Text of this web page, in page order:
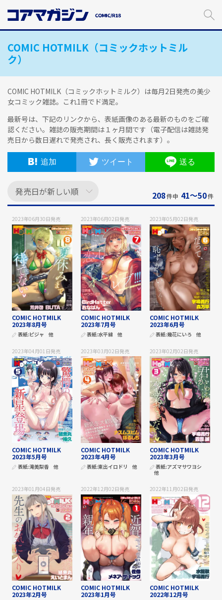
ツ
COMIC HOTMILK（コミックホットミル
ク）
COMIC HOTMILK（コミックホットミルク）は毎月2日発売の美少
女コミック雑誌。これ1冊でド満足。
最新号は、下記のリンクから、表紙画像のある最新のものをご確
認ください。雑誌の販売期間は１ヶ月間です（電子配信は雑誌発
売日から数日遅れで発売され、長く販売されます）。
追加 ツイート 送る
208件中 41〜50件
2023年06月30日発売
COMIC HOTMILK
2023年8月号
表紙:ピジャ 他
2023年06月02日発売
COMIC HOTMILK
2023年7月号
表紙:水平線 他
2023年05月02日発売
COMIC HOTMILK
2023年6月号
表紙:幾花にいろ 他
2023年04月01日発売
COMIC HOTMILK
2023年5月号
表紙:滝美梨香 他
2023年03月02日発売
COMIC HOTMILK
2023年4月号
表紙:東出イロドリ 他
2023年02月02日発売
COMIC HOTMILK
2023年3月号
表紙:アズマサワヨシ
他
2023年01月04日発売
COMIC HOTMILK
2023年2月号
2022年12月02日発売
COMIC HOTMILK
2023年1月号
2022年11月02日発売
COMIC HOTMILK
2022年12月号